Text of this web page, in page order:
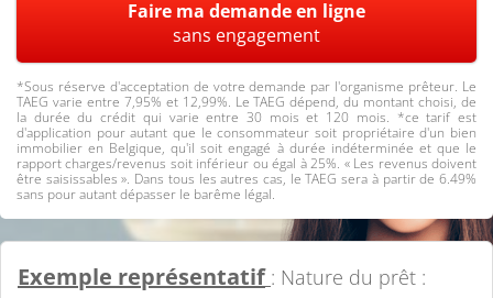
Faire ma demande en ligne
sans engagement
*Sous réserve d'acceptation de votre demande par l'organisme prêteur. Le
TAEG varie entre 7,95% et 12,99%. Le TAEG dépend, du montant choisi, de
la durée du crédit qui varie entre 30 mois et 120 mois. *ce tarif est
d'application pour autant que le consommateur soit propriétaire d'un bien
immobilier en Belgique, qu'il soit engagé à durée indéterminée et que le
rapport charges/revenus soit inférieur ou égal à 25%. « Les revenus doivent
être saisissables ». Dans tous les autres cas, le TAEG sera à partir de 6.49%
sans pour autant dépasser le barême légal.
Exemple représentatif : Nature du prêt :